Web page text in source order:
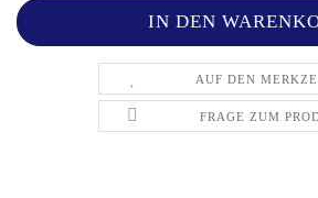
AUF DEN
FRAGE ZUM